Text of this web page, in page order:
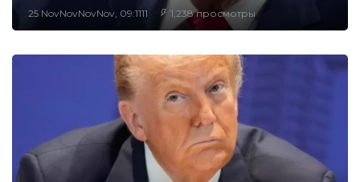
25 NovNovNovNov, 09:1111 1,238 просмотры